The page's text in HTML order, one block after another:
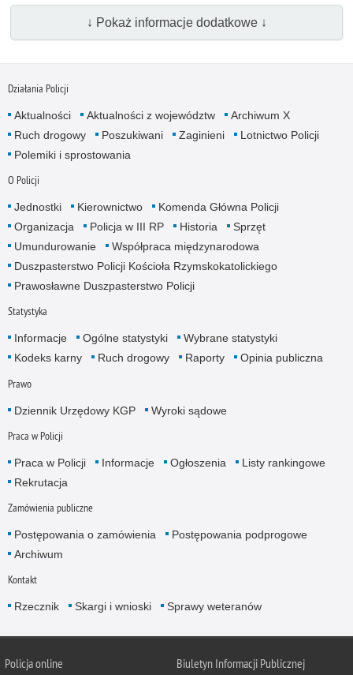
↓ Pokaż informacje dodatkowe ↓
Działania Policji
Aktualności Aktualności z województw
Archiwum X
Ruch drogowy
Poszukiwani Zaginieni
Lotnictwo Policji
Polemiki i sprostowania
O Policji
Jednostki Kierownictwo
Komenda Główna Policji
Organizacja
Policja w III RP Historia
Sprzęt
Umundurowanie
Współpraca międzynarodowa
Duszpasterstwo Policji Kościoła Rzymskokatolickiego
Prawosławne Duszpasterstwo Policji
Statystyka
Informacje Ogólne statystyki
Wybrane statystyki
Kodeks karny
Ruch drogowy Raporty Opinia publiczna
Prawo
Dziennik Urzędowy KGP Wyroki sądowe
Praca w Policji
Praca w Policji Informacje Ogłoszenia
Listy rankingowe
Rekrutacja
Zamówienia publiczne
Postępowania o zamówienia
Postępowania podprogowe
Archiwum
Kontakt
Rzecznik Skargi i wnioski Sprawy weteranów
Policjaonline Biuletyn Informacji Publicznej